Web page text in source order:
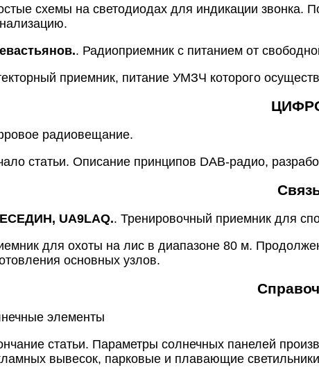
схемы на светодиодах для индикации звонка.
. Радиоприемник с питанием от
приемник, питание УМЗЧ которого
радиовещание.
статьи. Описание принципов DAB-радио,
UA9LAQ.. Тренировочный приемник для
для охоты на лис в диапазоне 80 м.
основных узлов.
элементы
статьи. Параметры солнечных панелей
вывесок, парковые и плавающие